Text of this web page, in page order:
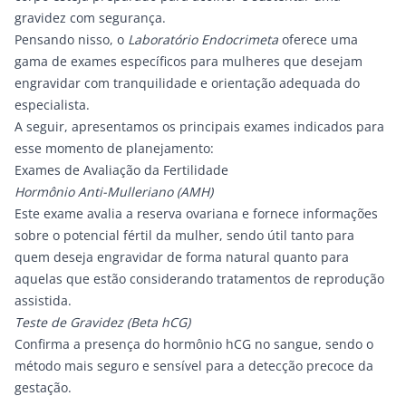
gravidez com segurança.
Pensando nisso, o Laboratório Endocrimeta oferece uma
gama de exames específicos para mulheres que desejam
engravidar com tranquilidade e orientação adequada do
especialista.
A seguir, apresentamos os principais exames indicados para
esse momento de planejamento:
Exames de Avaliação da Fertilidade
Hormônio Anti-Mulleriano (AMH)
Este exame avalia a reserva ovariana e fornece informações
sobre o potencial fértil da mulher, sendo útil tanto para
quem deseja engravidar de forma natural quanto para
aquelas que estão considerando tratamentos de reprodução
assistida.
Teste de Gravidez (Beta hCG)
Confirma a presença do hormônio hCG no sangue, sendo o
método mais seguro e sensível para a detecção precoce da
gestação.